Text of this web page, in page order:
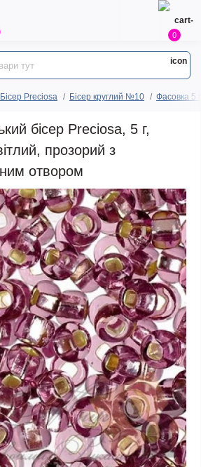
0
Бісер Preciosa Бісер круглий №10 Фасовка 5
бісер Preciosa, 5 г,
прозорий з
отвором